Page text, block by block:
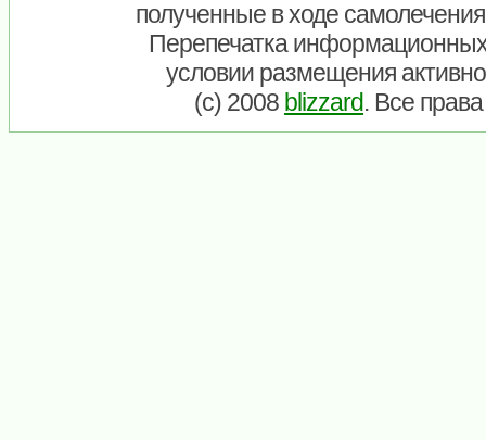
полученные в ходе
Перепечатка
условии размещения
(c) 2008 blizzard. Все